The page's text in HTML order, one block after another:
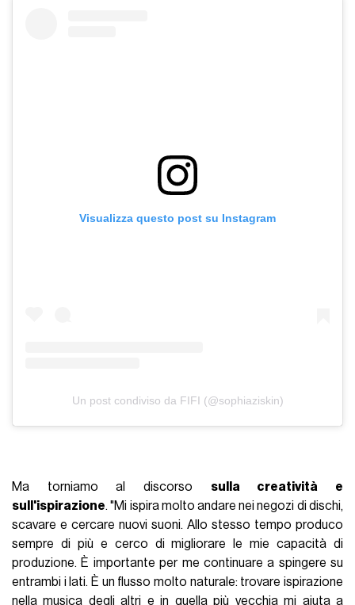
Visualizza questo post su Instagram
Un post condiviso da FIFI (@sophiaziskin)
Ma torniamo al discorso sulla creatività e
sull'ispirazione. "Mi ispira molto andare nei negozi di dischi,
scavare e cercare nuovi suoni. Allo stesso tempo produco
sempre di più e cerco di migliorare le mie capacità di
produzione. È importante per me continuare a spingere su
entrambi i lati. È un flusso molto naturale: trovare ispirazione
nella musica degli altri e in quella più vecchia mi aiuta a